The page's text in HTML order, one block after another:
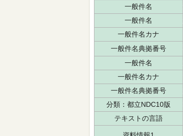
一般件名
一般件名
一般件名カナ
一般件名典拠番号
一般件名
一般件名カナ
一般件名典拠番号
分類：都立NDC10版
テキストの言語